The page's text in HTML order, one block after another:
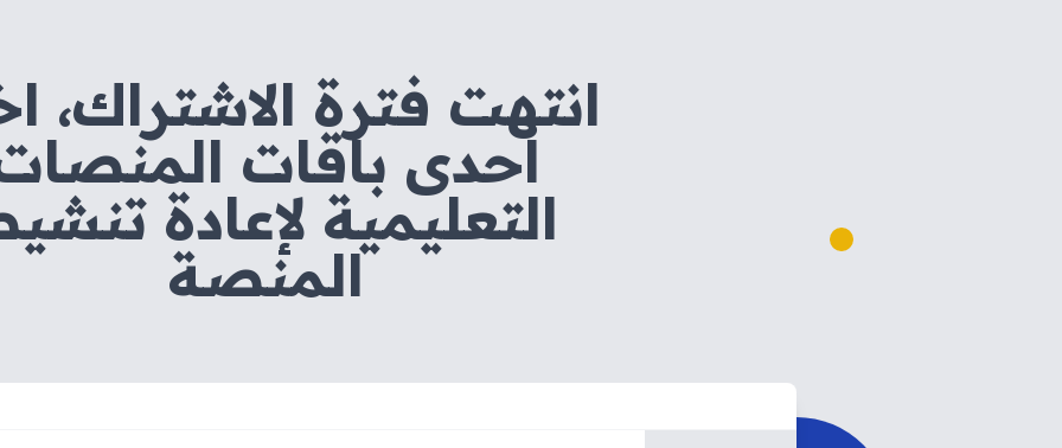
انتهت فترة الاشتراك،
احدى باقات
التعليمية لإعادة
المنصة